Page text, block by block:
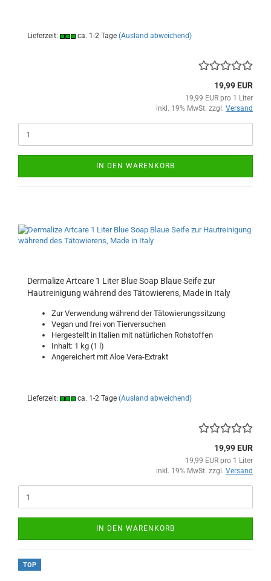
Lieferzeit: ca. 1-2 Tage (Ausland abweichend)
19,99 EUR
19,99 EUR pro 1 Liter
inkl. 19% MwSt. zzgl. Versand
IN DEN WARENKORB
Dermalize Artcare 1 Liter Blue Soap Blaue Seife zur
Hautreinigung während des Tätowierens, Made in Italy
Zur Verwendung während der Tätowierungssitzung
Vegan und frei von Tierversuchen
Hergestellt in Italien mit natürlichen Rohstoffen
Inhalt: 1 kg (1 l)
Angereichert mit Aloe Vera-Extrakt
Lieferzeit: ca. 1-2 Tage (Ausland abweichend)
19,99 EUR
19,99 EUR pro 1 Liter
inkl. 19% MwSt. zzgl. Versand
IN DEN WARENKORB
TOP